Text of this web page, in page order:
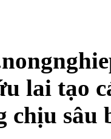
lai tạo
chịu